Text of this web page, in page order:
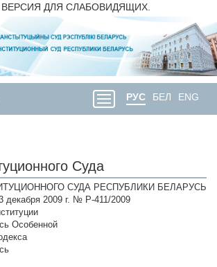
ВЕРСИЯ ДЛЯ СЛАБОВИДЯЩИХ.
РУС БЕЛ ENG
Суда
СУДА РЕСПУБЛИКИ БЕЛАРУСЬ
декабря 2009 г. № Р-411/2009
Особенной